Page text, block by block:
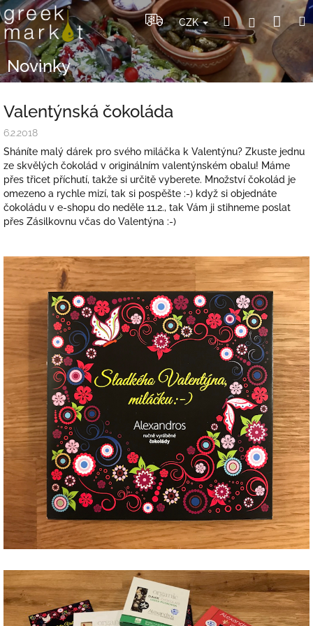
Přejít
na
obsah
CZK HledatPřihlášení
Novinky
Valentýnská čokoláda
6.2.2018
Sháníte malý dárek pro svého miláčka k Valentýnu? Zkuste jednu
ze skvělých čokolád v originálním valentýnském obalu! Máme
přes třicet příchutí, takže si určitě vyberete. Množství čokolád je
omezeno a rychle mizí, tak si pospěšte :-) když si objednáte
čokoládu v e-shopu do neděle 11.2., tak Vám ji stihneme poslat
přes Zásilkovnu včas do Valentýna :-)